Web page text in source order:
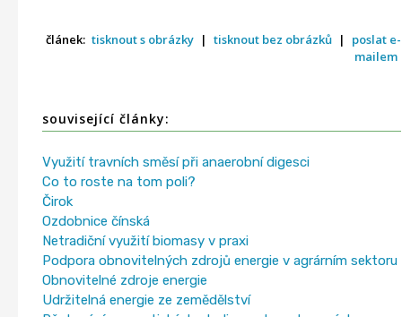
článek: tisknout s obrázky | tisknout bez obrázků |
poslat e-
mailem
související články:
Využití travních směsí při anaerobní digesci
Co to roste na tom poli?
Čirok
Ozdobnice čínská
Netradiční využití biomasy v praxi
Podpora obnovitelných zdrojů energie v agrárním sektoru
Obnovitelné zdroje energie
Udržitelná energie ze zemědělství